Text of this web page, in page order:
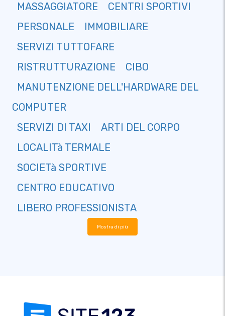
MASSAGGIATORE
CENTRI SPORTIVI
PERSONALE
IMMOBILIARE
SERVIZI TUTTOFARE
RISTRUTTURAZIONE
CIBO
MANUTENZIONE DELL'HARDWARE DEL
COMPUTER
SERVIZI DI TAXI
ARTI DEL CORPO
LOCALITà TERMALE
SOCIETà SPORTIVE
CENTRO EDUCATIVO
LIBERO PROFESSIONISTA
Mostra di più